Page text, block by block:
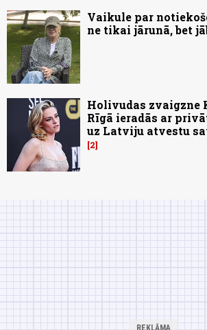
Vaikule par
ne tikai jārunā, bet
Holivudas zvaigzne
Rīgā ieradās ar
uz Latviju atvestu
2